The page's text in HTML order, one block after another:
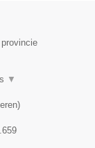
▼
)